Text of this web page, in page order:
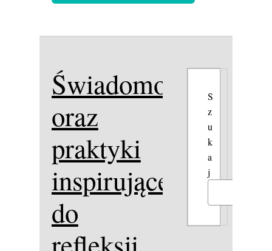
Świadomość
oraz
praktyki
inspirujące
do
S
z
u
k
a
j